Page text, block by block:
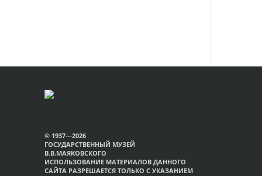
© 1937—2026
ГОСУДАРСТВЕННЫЙ МУЗЕЙ
В.В.МАЯКОВСКОГО
ИСПОЛЬЗОВАНИЕ МАТЕРИАЛОВ ДАННОГО
САЙТА РАЗРЕШАЕТСЯ ТОЛЬКО С УКАЗАНИЕМ